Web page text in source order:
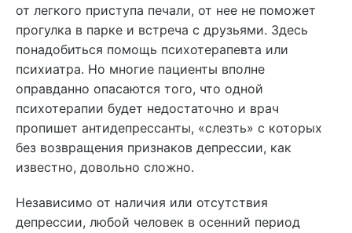
от легкого приступа печали, от нее не поможет
прогулка в парке и встреча с друзьями. Здесь
понадобиться помощь психотерапевта или
психиатра. Но многие пациенты вполне
оправданно опасаются того, что одной
психотерапии будет недостаточно и врач
пропишет антидепрессанты, «слезть» с которых
без возвращения признаков депрессии, как
известно, довольно сложно.
Независимо от наличия или отсутствия
депрессии, любой человек в осенний период